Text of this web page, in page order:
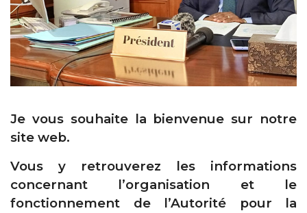
Je vous souhaite la bienvenue sur notre
site web.
Vous y retrouverez les informations
concernant l’organisation et le
fonctionnement de l’Autorité pour la